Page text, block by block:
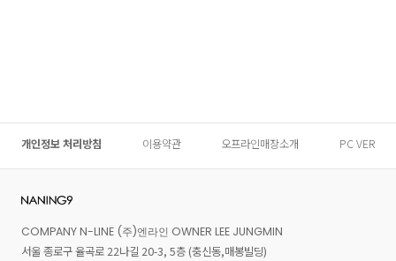
개인정보 처리방침 이용약관 오프라인매장소개 PC VER
COMPANY N-LINE (주)엔라인 OWNER LEE JUNGMIN
서울 종로구 율곡로 22나길 20-3, 5층 (충신동,매봉빌딩)